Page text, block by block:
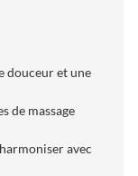
douceur et une
de massage
avec